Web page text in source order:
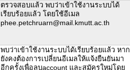
ตรวจสอบแล้ว พบว่าเข้าใช้งานระบบได้
เรียบร้อยแล้ว โดยใช้อีเมล
phee.petchruarn@mail.kmutt.ac.th
พบว่าเข้าใช้งานระบบได้เรียบร้อยแล้ว หาก
ยังคงต้องการเปลี่ยนอีเมลให้แจ้งยืนยันมา
อีกครั้งเพื่อลบaccount และสมัครใหม่โดย